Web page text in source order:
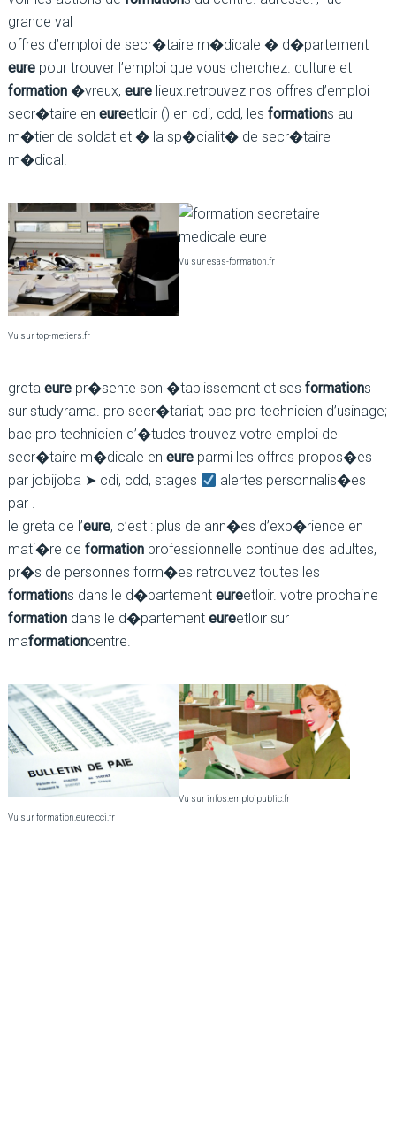
grande val
offres d’emploi de secr�taire m�dicale � d�partement
eurepour trouver l’emploi que vous cherchez. culture et
formation�vreux, eurelieux.retrouvez nos offres d’emploi
secr�taire en eureetloir () en cdi, cdd, les formations au
m�tier de soldat et � la sp�cialit� de secr�taire
m�dical.
Vu sur top-metiers.fr
Vu sur esas-formation.fr
greta eurepr�sente son �tablissement et ses formations
sur studyrama. pro secr�tariat; bac pro technicien d’usinage;
bac pro technicien d’�tudes trouvez votre emploi de
secr�taire m�dicale en eureparmi les offres propos�es
par jobijoba ➤ cdi, cdd, stages
alertes personnalis�es
par .
le greta de l’eure, c’est : plus de ann�es d’exp�rience en
mati�re de formationprofessionnelle continue des adultes,
pr�s de personnes form�es retrouvez toutes les
formations dans le d�partement eureetloir. votre prochaine
formationdans le d�partement eureetloir sur
maformationcentre.
Vu sur formation.eure.cci.fr
Vu sur infos.emploipublic.fr